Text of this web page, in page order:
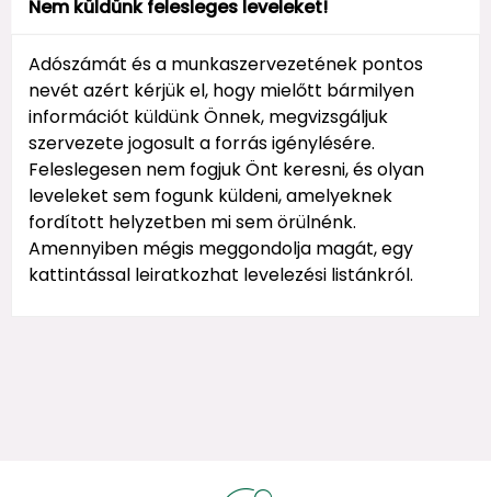
Nem küldünk felesleges leveleket!
Adószámát és a munkaszervezetének pontos
nevét azért kérjük el, hogy mielőtt bármilyen
információt küldünk Önnek, megvizsgáljuk
szervezete jogosult a forrás igénylésére.
Feleslegesen nem fogjuk Önt keresni, és olyan
leveleket sem fogunk küldeni, amelyeknek
fordított helyzetben mi sem örülnénk.
Amennyiben mégis meggondolja magát, egy
kattintással leiratkozhat levelezési listánkról.